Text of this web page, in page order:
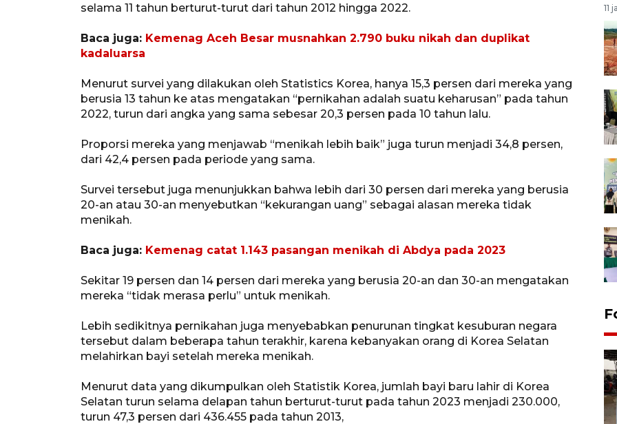
selama 11 tahun berturut-turut dari tahun 2012 hingga 2022.
Baca juga: Kemenag Aceh Besar musnahkan 2.790 buku nikah dan duplikat
kadaluarsa
Menurut survei yang dilakukan oleh Statistics Korea, hanya 15,3 persen dari mereka yang
berusia 13 tahun ke atas mengatakan “pernikahan adalah suatu keharusan” pada tahun
2022, turun dari angka yang sama sebesar 20,3 persen pada 10 tahun lalu.
Proporsi mereka yang menjawab “menikah lebih baik” juga turun menjadi 34,8 persen,
dari 42,4 persen pada periode yang sama.
Survei tersebut juga menunjukkan bahwa lebih dari 30 persen dari mereka yang berusia
20-an atau 30-an menyebutkan “kekurangan uang” sebagai alasan mereka tidak
menikah.
Baca juga: Kemenag catat 1.143 pasangan menikah di Abdya pada 2023
Sekitar 19 persen dan 14 persen dari mereka yang berusia 20-an dan 30-an mengatakan
mereka “tidak merasa perlu” untuk menikah.
Lebih sedikitnya pernikahan juga menyebabkan penurunan tingkat kesuburan negara
tersebut dalam beberapa tahun terakhir, karena kebanyakan orang di Korea Selatan
melahirkan bayi setelah mereka menikah.
Menurut data yang dikumpulkan oleh Statistik Korea, jumlah bayi baru lahir di Korea
Selatan turun selama delapan tahun berturut-turut pada tahun 2023 menjadi 230.000,
turun 47,3 persen dari 436.455 pada tahun 2013,
11